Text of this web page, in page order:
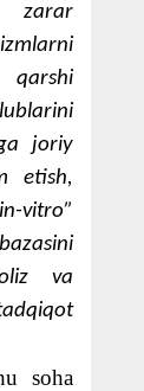
zarar
joriy
etish,
vitro”
va
soha